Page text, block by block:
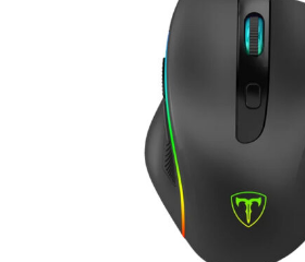
Core i7
Core i9
Ryzen 3
Ryzen 5